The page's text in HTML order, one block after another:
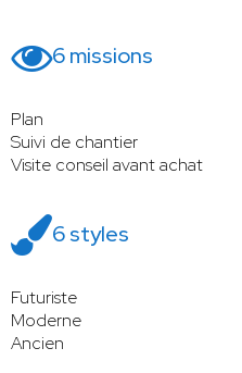
6 missions
Plan
Suivi de chantier
Visite conseil avant achat
6 styles
Futuriste
Moderne
Ancien